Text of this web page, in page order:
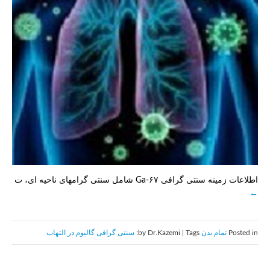
اطلاعات زمینه سنتی گرافی ۶۷-Ga شامل سنتی گرامهای ناحیه ای، ت
Posted in تمام بدن سنتی گرافی گاليوم در التهاب